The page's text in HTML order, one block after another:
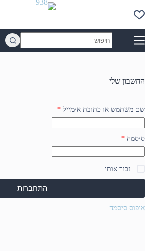
to
content
results
החשבון שלי
שם משתמש או כתובת אימייל *חובה
סיסמה *חובה
זכור אותי
התחברות
איפוס סיסמה